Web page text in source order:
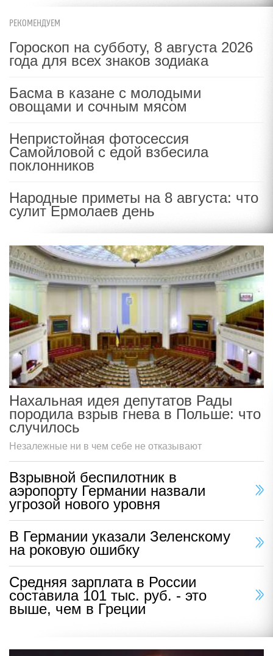
РЕКОМЕНДУЕМ
Гороскоп на субботу, 8 августа 2026
года для всех знаков зодиака
Басма в казане с молодыми
овощами и сочным мясом
Непристойная фотосессия
Самойловой с едой взбесила
поклонников
Народные приметы на 8 августа: что
сулит Ермолаев день
Нахальная идея депутатов Рады
породила взрыв гнева в Польше: что
случилось
Незалежные ни в чем себе не отказывают
Взрывной беспилотник в
аэропорту Германии назвали
угрозой нового уровня
В Германии указали Зеленскому
на роковую ошибку
Средняя зарплата в России
составила 101 тыс. руб. - это
выше, чем в Греции